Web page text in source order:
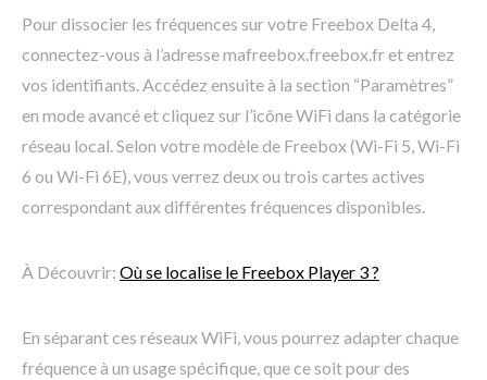
Pour dissocier les fréquences sur votre Freebox Delta 4,
connectez-vous à l’adresse mafreebox.freebox.fr et entrez
vos identifiants. Accédez ensuite à la section “Paramètres”
en mode avancé et cliquez sur l’icône WiFi dans la catégorie
réseau local. Selon votre modèle de Freebox (Wi-Fi 5, Wi-Fi
6 ou Wi-Fi 6E), vous verrez deux ou trois cartes actives
correspondant aux différentes fréquences disponibles.
À Découvrir: Où se localise le Freebox Player 3 ?
En séparant ces réseaux WiFi, vous pourrez adapter chaque
fréquence à un usage spécifique, que ce soit pour des